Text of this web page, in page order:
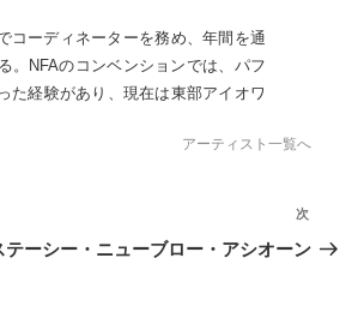
コーディネーターを務め、年間を通
。NFAのコンベンションでは、パフ
た経験があり、現在は東部アイオワ
アーティスト一覧へ
次
テーシー・ニューブロー・アシオーン